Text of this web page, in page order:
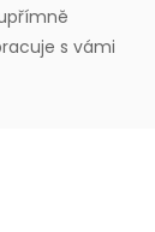
s vámi